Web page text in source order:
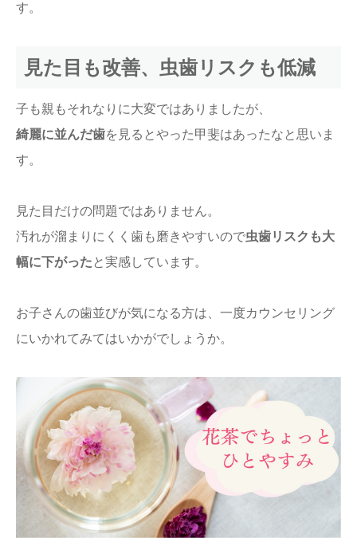
す。
見た目も改善、虫歯リスクも低減
子も親もそれなりに大変ではありましたが、
綺麗に並んだ歯を見るとやった甲斐はあったなと思いま
す。
見た目だけの問題ではありません。
汚れが溜まりにくく歯も磨きやすいので虫歯リスクも大
幅に下がった と実感しています。
お子さんの歯並びが気になる方は、一度カウンセリング
にいかれてみてはいかがでしょうか。